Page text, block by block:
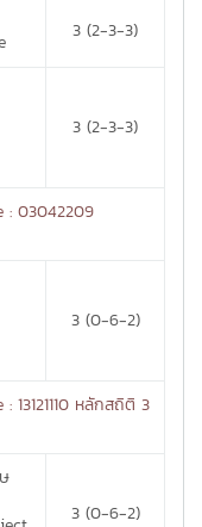
3 (2-3-3)
3 (2-3-3)
: 03042209
3 (0-6-2)
13121110 หลักสถิติ 3
3 (0-6-2)